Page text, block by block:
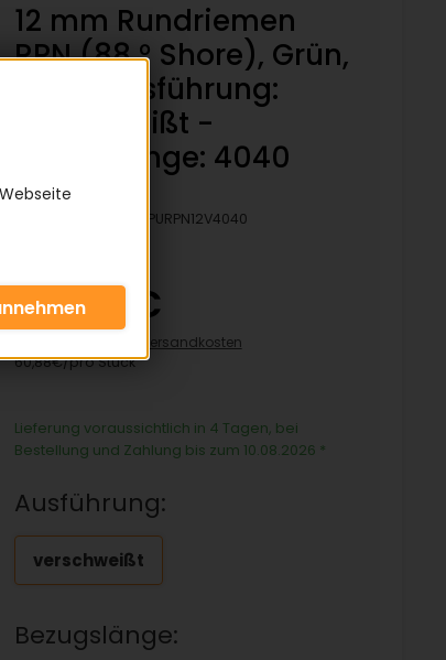
12 mm Rundriemen
RPN (88 ° Shore), Grün,
Rau - Ausführung:
verschweißt -
Bezugslänge: 4040
mm
KPURPN12V4040
60,88 €
Versandkosten
60,88€/pro Stück
Lieferung voraussichtlich in 4 Tagen, bei
Bestellung und Zahlung bis zum 10.08.2026 *
Ausführung:
verschweißt
Bezugslänge: